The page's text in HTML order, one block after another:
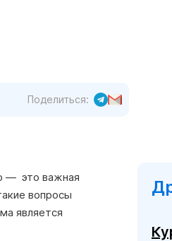
Поделиться:
— это важная
вопросы
является